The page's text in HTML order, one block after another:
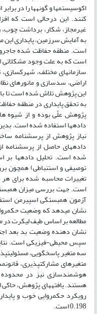
اکوسیستم‏ها و گونه‏ها را در
کنند. این درحالی است که
غیرمجاز، شکار، برداشت
به آمایش سرزمین، پایداری
است. منطقه حفاظت شده
است که به علت وجود مشکلاتی
سازمان‏های مختلف،
اراضی، سدسازی و مانورهای
این پژوهش تلاش شده است تا
به تحقق پایداری در منطقه
پژوهش علّی بوده و از شیوه
داده‏ها استفاده شده است.
نیاز پژوهش از پرسشنامه
داده‏های حاصل از پرسشنامه
شده است. تحلیل داده‏ها بر
توصیفی و استنباطی) همچون
تغییرات محاسبه شده برای
است. جهت بررسی میزان
آزمون همبستگی اسپیرمن
نشان می‏دهد که وضعیت
مطالعه بر اساس طیف لیکرت در
نشان دهنده وضعیت بد بعد
سپس محیطی-فیزیکی است.
سه متغیر پاسخگویی،
متغیرهای مشارکت‏پذیری،
هوشمندسازی نیز در
هستند. یافته‏های پژوهش،
رویکرد حکمروایی خوب و
0.198 است.